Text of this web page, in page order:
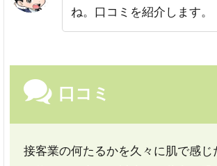
ね。口コミを紹介します。
口コミ
接客業の何たるかを久々に肌で感じ